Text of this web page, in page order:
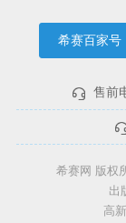
希赛百家号
售前
希赛网 版
出
高